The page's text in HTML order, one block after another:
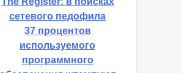
The Register: в поисках
сетевого педофила
37 процентов
используемого
программного